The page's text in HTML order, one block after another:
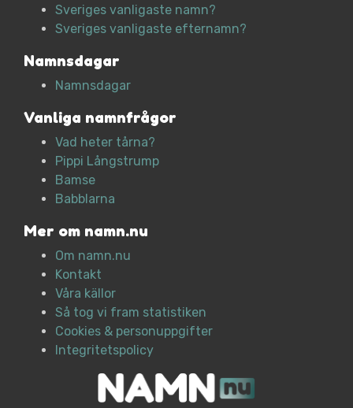
Sveriges vanligaste namn?
Sveriges vanligaste efternamn?
Namnsdagar
Namnsdagar
Vanliga namnfrågor
Vad heter tårna?
Pippi Långstrump
Bamse
Babblarna
Mer om namn.nu
Om namn.nu
Kontakt
Våra källor
Så tog vi fram statistiken
Cookies & personuppgifter
Integritetspolicy